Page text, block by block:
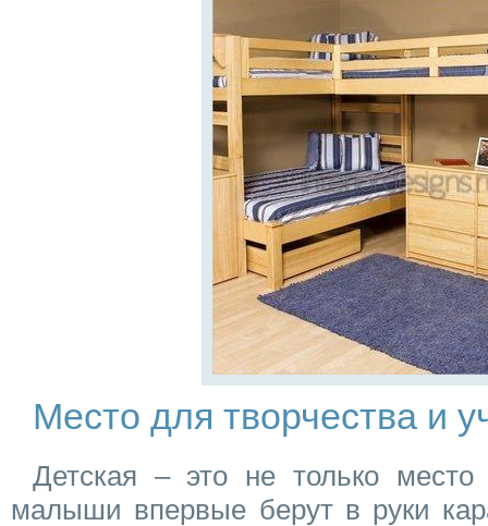
Место для творчества и
Детская – это не только
малыши впервые берут в руки